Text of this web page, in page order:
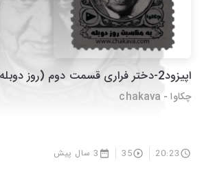
اپیزود2-دختر فراری قسمت دوم (روز دوبله قسمت 2)
چکاوا - chakava
20:23
35 3 سال پیش